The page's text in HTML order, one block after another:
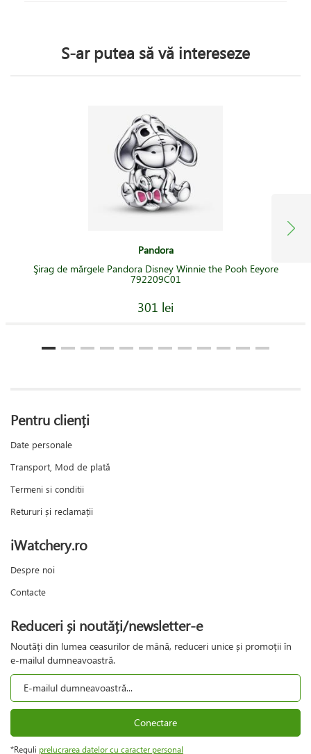
S-ar putea să vă intereseze
Pandora
Şirag de mărgele Pandora Disney Winnie the Pooh Eeyore
792209C01
301 lei
Pentru clienți
Date personale
Transport, Mod de plată
Termeni si conditii
Retururi și reclamații
iWatchery.ro
Despre noi
Contacte
Reduceri și noutăți/newsletter-e
Noutăți din lumea ceasurilor de mână, reduceri unice și promoții în
e-mailul dumneavoastră.
Conectare
*Reguli prelucrarea datelor cu caracter personal